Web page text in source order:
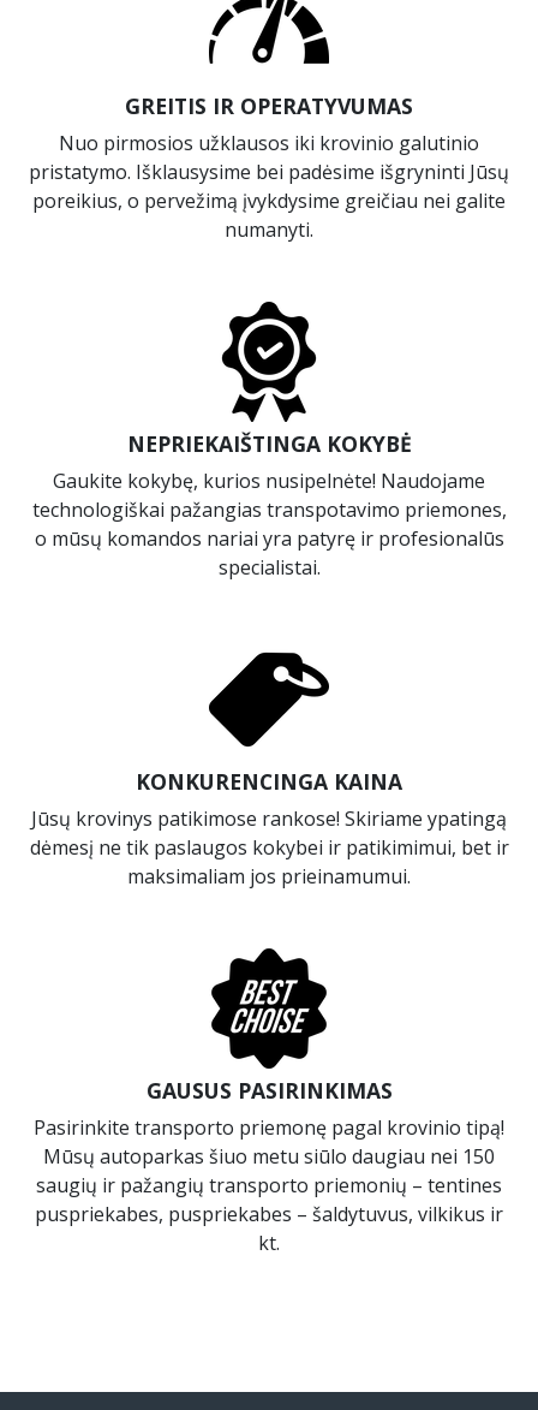
GREITIS IR OPERATYVUMAS
Nuo pirmosios užklausos iki krovinio galutinio
pristatymo. Išklausysime bei padėsime išgryninti Jūsų
poreikius, o pervežimą įvykdysime greičiau nei galite
numanyti.
NEPRIEKAIŠTINGA KOKYBĖ
Gaukite kokybę, kurios nusipelnėte! Naudojame
technologiškai pažangias transpotavimo priemones,
o mūsų komandos nariai yra patyrę ir profesionalūs
specialistai.
KONKURENCINGA KAINA
Jūsų krovinys patikimose rankose! Skiriame ypatingą
dėmesį ne tik paslaugos kokybei ir patikimimui, bet ir
maksimaliam jos prieinamumui.
GAUSUS PASIRINKIMAS
Pasirinkite transporto priemonę pagal krovinio tipą!
Mūsų autoparkas šiuo metu siūlo daugiau nei 150
saugių ir pažangių transporto priemonių – tentines
puspriekabes, puspriekabes – šaldytuvus, vilkikus ir
kt.